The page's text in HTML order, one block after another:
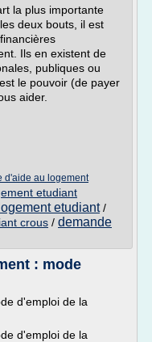
la plus importante
deux bouts, il est
Ils en existent de
publiques ou
le pouvoir (de payer
aider.
d'aide au logement
etudiant
etudiant/
crous / demande
: mode
d'emploi de la
d'emploi de la